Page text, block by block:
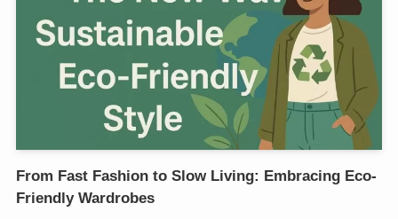
From Fast Fashion to Slow Living: Embracing Eco-
Friendly Wardrobes